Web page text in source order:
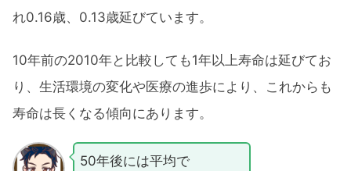
れ0.16歳、0.13歳延びています。
10年前の2010年と比較しても1年以上寿命は延びてお
り、生活環境の変化や医療の進歩により、これからも
寿命は長くなる傾向にあります。
50年後には平均で